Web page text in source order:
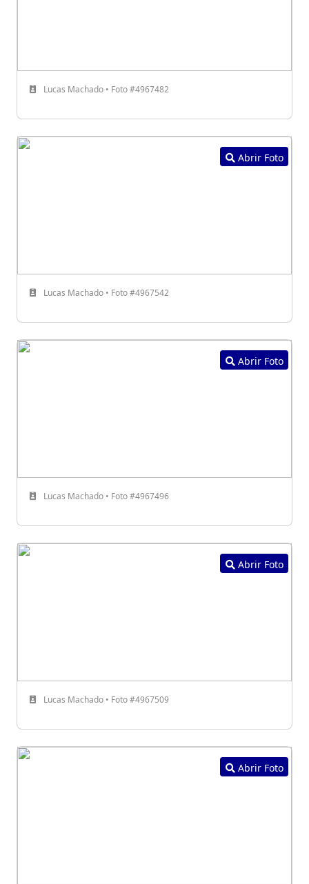
Lucas Machado • Foto #4967482
Abrir Foto
Lucas Machado • Foto #4967542
Abrir Foto
Lucas Machado • Foto #4967496
Abrir Foto
Lucas Machado • Foto #4967509
Abrir Foto